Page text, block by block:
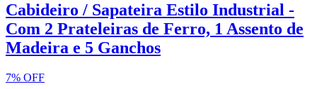
Cabideiro / Sapateira Estilo Industrial -
Com 2 Prateleiras de Ferro, 1 Assento de
Madeira e 5 Ganchos
7% OFF